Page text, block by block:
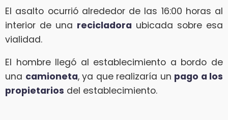
El asalto ocurrió alrededor de las 16:00 horas al
interior de una recicladora ubicada sobre esa
vialidad.
El hombre llegó al establecimiento a bordo de
una camioneta, ya que realizaría un pago a los
propietarios del establecimiento.